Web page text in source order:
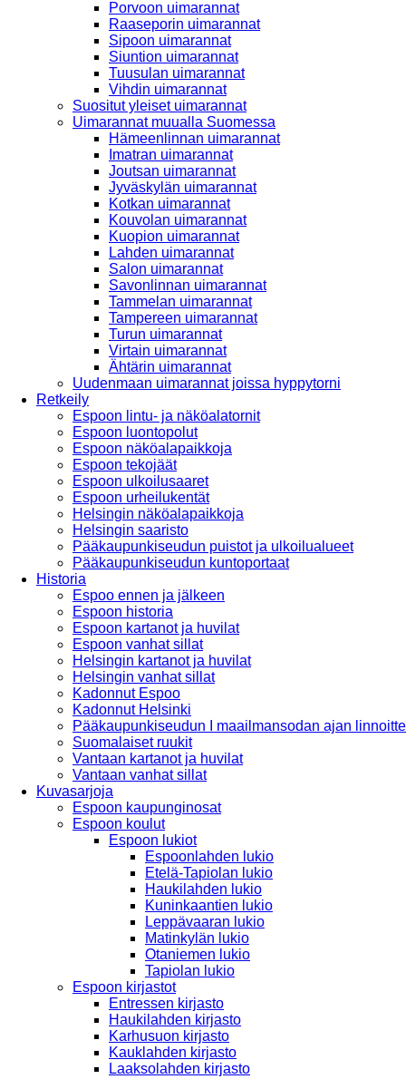
Porvoon uimarannat
Raaseporin uimarannat
Sipoon uimarannat
Siuntion uimarannat
Tuusulan uimarannat
Vihdin uimarannat
Suositut yleiset uimarannat
Uimarannat muualla Suomessa
Hämeenlinnan uimarannat
Imatran uimarannat
Joutsan uimarannat
Jyväskylän uimarannat
Kotkan uimarannat
Kouvolan uimarannat
Kuopion uimarannat
Lahden uimarannat
Salon uimarannat
Savonlinnan uimarannat
Tammelan uimarannat
Tampereen uimarannat
Turun uimarannat
Virtain uimarannat
Ähtärin uimarannat
Uudenmaan uimarannat joissa hyppytorni
Retkeily
Espoon lintu- ja näköalatornit
Espoon luontopolut
Espoon näköalapaikkoja
Espoon tekojäät
Espoon ulkoilusaaret
Espoon urheilukentät
Helsingin näköalapaikkoja
Helsingin saaristo
Pääkaupunkiseudun puistot ja ulkoilualueet
Pääkaupunkiseudun kuntoportaat
Historia
Espoo ennen ja jälkeen
Espoon historia
Espoon kartanot ja huvilat
Espoon vanhat sillat
Helsingin kartanot ja huvilat
Helsingin vanhat sillat
Kadonnut Espoo
Kadonnut Helsinki
Pääkaupunkiseudun I maailmansodan ajan
Suomalaiset ruukit
Vantaan kartanot ja huvilat
Vantaan vanhat sillat
Kuvasarjoja
Espoon kaupunginosat
Espoon koulut
Espoon lukiot
Espoonlahden lukio
Etelä-Tapiolan lukio
Haukilahden lukio
Kuninkaantien lukio
Leppävaaran lukio
Matinkylän lukio
Otaniemen lukio
Tapiolan lukio
Espoon kirjastot
Entressen kirjasto
Haukilahden kirjasto
Karhusuon kirjasto
Kauklahden kirjasto
Laaksolahden kirjasto